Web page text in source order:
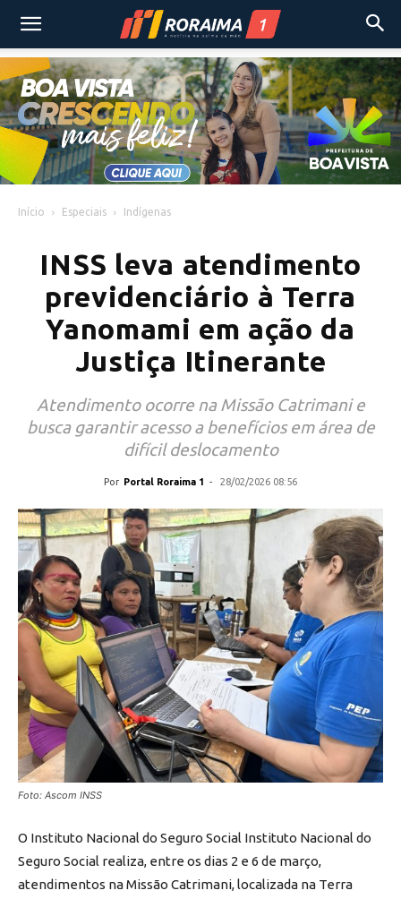
Início Especiais Indígenas
INSS leva atendimento
previdenciário à Terra
Yanomami em ação da
Justiça Itinerante
Atendimento ocorre na Missão Catrimani e
busca garantir acesso a benefícios em área de
difícil deslocamento
Por Portal Roraima 1 - 28/02/2026 08:56
Foto: Ascom INSS
O Instituto Nacional do Seguro Social Instituto Nacional do
Seguro Social realiza, entre os dias 2 e 6 de março,
atendimentos na Missão Catrimani, localizada na Terra